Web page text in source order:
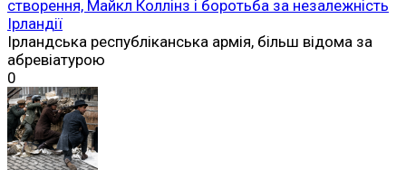
створення, Майкл Коллінз і боротьба за незалежність
Ірландії
Ірландська республіканська армія, більш відома за
абревіатурою
0